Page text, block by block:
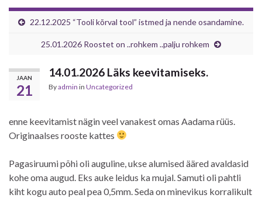
22.12.2025 “Tooli kõrval tool” istmed ja nende osandamine.
25.01.2026 Roostet on ..rohkem ..palju rohkem
JAAN
21
14.01.2026 Läks keevitamiseks.
Byadmin in Uncategorized
enne keevitamist nägin veel vanakest omas Aadama rüüs.
Originaalses rooste kattes
Pagasiruumi põhi oli auguline, ukse alumised ääred avaldasid
kohe oma augud. Eks auke leidus ka mujal. Samuti oli pahtli
kiht kogu auto peal pea 0,5mm. Seda on minevikus korralikult